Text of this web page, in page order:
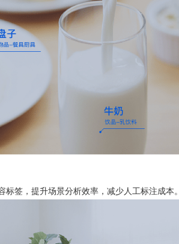
签，提升场景分析效率，减少人工标注成本。